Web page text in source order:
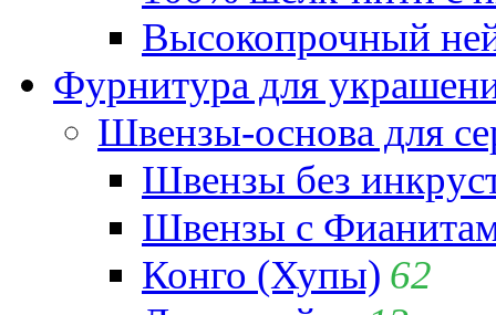
Высокопрочный
Фурнитура для
Швензы-основа для
Швензы без
Швензы с
Конго (Хупы) 62